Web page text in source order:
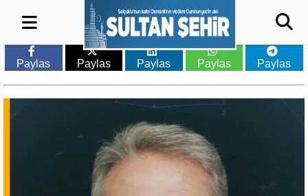
Paylas Paylas Paylas Paylas Paylas